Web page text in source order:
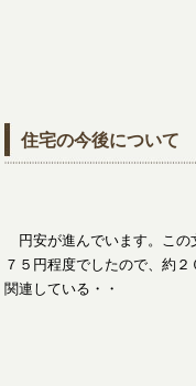
住宅の今後について
円安が進んでいます。この
７５円程度でしたので、約
関連している・・